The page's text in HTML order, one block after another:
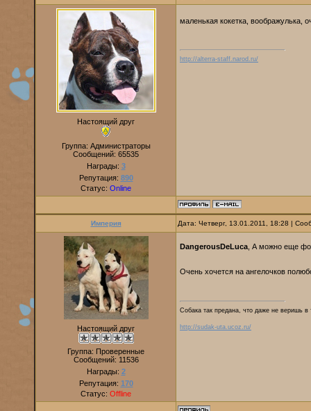
Настоящий друг
Группа: Администраторы
Сообщений: 65535
Награды: 3
Репутация: 890
Статус: Online
маленькая кокетка, воображулька,
http://alterra-staff.narod.ru/
Империя Дата: Четверг, 13.01.2011, 18:28 |
Настоящий друг
Группа: Проверенные
Сообщений: 11536
Награды: 2
Репутация: 170
Статус: Offline
DangerousDeLuca , А можно еще
Очень хочется на ангелочков
Собака так предана, что даже не веришь
http://sudak-uta.ucoz.ru/